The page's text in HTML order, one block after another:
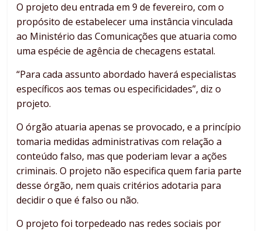
O projeto deu entrada em 9 de fevereiro, com o
propósito de estabelecer uma instância vinculada
ao Ministério das Comunicações que atuaria como
uma espécie de agência de checagens estatal.
“Para cada assunto abordado haverá especialistas
específicos aos temas ou especificidades”, diz o
projeto.
O órgão atuaria apenas se provocado, e a princípio
tomaria medidas administrativas com relação a
conteúdo falso, mas que poderiam levar a ações
criminais. O projeto não especifica quem faria parte
desse órgão, nem quais critérios adotaria para
decidir o que é falso ou não.
O projeto foi torpedeado nas redes sociais por